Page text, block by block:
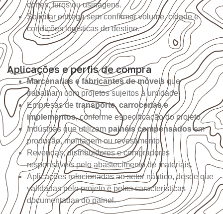
cortes, furos ou usinagens.
Solicitar entrega sem confirmar volume, cidade e
condições logísticas do destino.
Aplicações e perfis de compra
Marcenarias e fabricantes de móveis que
trabalham com projetos sujeitos à umidade.
Empresas de transporte, carrocerias e
implementos, conforme especificação do projeto.
Indústrias que utilizam painéis compensadosem
produção, montagem ou revestimento.
Revendas, distribuidores e compradores
responsáveis pelo abastecimento de materiais.
Aplicações relacionadas ao setor náutico, desde que
validadas pelo projeto e pelas características
documentadas do painel.